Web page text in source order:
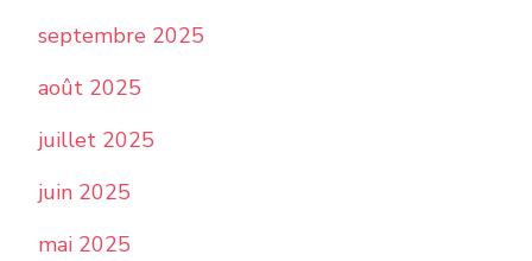
septembre 2025
août 2025
juillet 2025
juin 2025
mai 2025